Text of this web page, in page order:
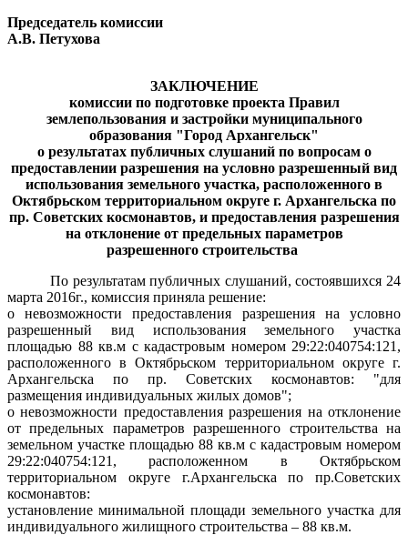
Председатель комиссии
А.В. Петухова
ЗАКЛЮЧЕНИЕ
комиссии по подготовке проекта Правил
землепользования и застройки муниципального
образования "Город Архангельск"
о результатах публичных слушаний по вопросам о
предоставлении разрешения на условно разрешенный вид
использования земельного участка, расположенного в
Октябрьском территориальном округе г. Архангельска по
пр. Советских космонавтов, и предоставления разрешения
на отклонение от предельных параметров
разрешенного строительства
По результатам публичных слушаний, состоявшихся 24
марта 2016г., комиссия приняла решение:
о невозможности предоставления разрешения на условно
разрешенный вид использования земельного участка
площадью 88 кв.м с кадастровым номером 29:22:040754:121,
расположенного в Октябрьском территориальном округе г.
Архангельска по пр. Советских космонавтов: "для
размещения индивидуальных жилых домов";
о невозможности предоставления разрешения на отклонение
от предельных параметров разрешенного строительства на
земельном участке площадью 88 кв.м с кадастровым номером
29:22:040754:121, расположенном в Октябрьском
территориальном округе г.Архангельска по пр.Советских
космонавтов:
установление минимальной площади земельного участка для
индивидуального жилищного строительства – 88 кв.м.